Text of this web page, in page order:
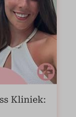
Kliniek: